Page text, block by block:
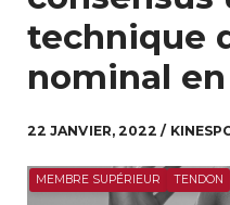
technique
nominal
22 JANVIER, 2022 /
MEMBRE SUPÉRIEUR TENDON